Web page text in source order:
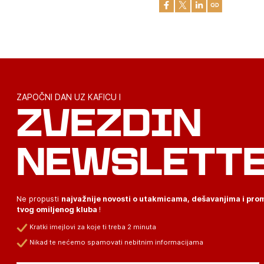
ZAPOČNI DAN UZ KAFICU I
ZVEZDIN
Ne propusti najvažnije novosti o utakmicama, dešavanjima i
tvog omiljenog kluba !
Kratki imejlovi za koje ti treba 2 minuta
Nikad te nećemo spamovati nebitnim informacijama